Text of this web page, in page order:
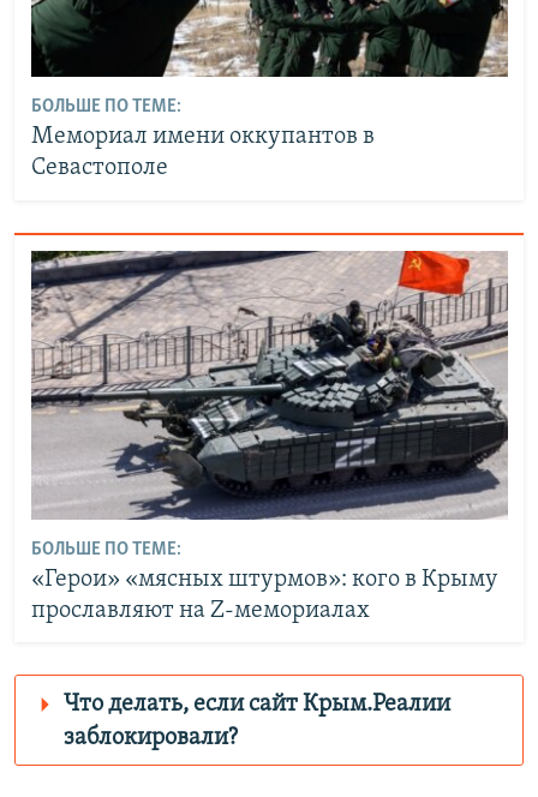
БОЛЬШЕ ПО ТЕМЕ:
Мемориал имени оккупантов в
Севастополе
БОЛЬШЕ ПО ТЕМЕ:
«Герои» «мясных штурмов»: кого в Крыму
прославляют на Z-мемориалах
Что делать, если сайт Крым.Реалии
заблокировали?